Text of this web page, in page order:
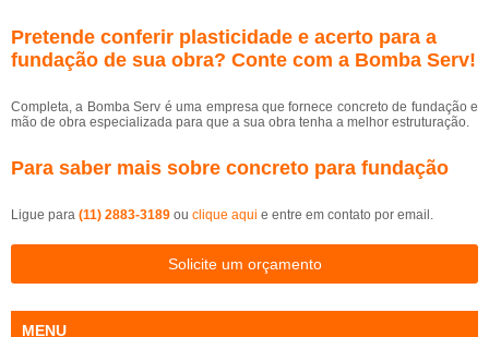
Pretende conferir plasticidade e acerto para a
fundação de sua obra? Conte com a Bomba Serv!
Completa, a Bomba Serv é uma empresa que fornece concreto de fundação e
mão de obra especializada para que a sua obra tenha a melhor estruturação.
Para saber mais sobre concreto para fundação
Ligue para (11) 2883-3189 ou clique aqui e entre em contato por email.
Solicite um orçamento
MENU